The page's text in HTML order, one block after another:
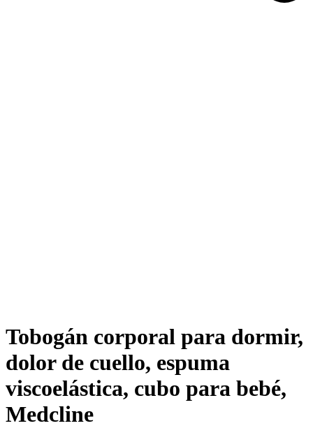
Tobogán corporal para dormir,
dolor de cuello, espuma
viscoelástica, cubo para bebé,
Medcline